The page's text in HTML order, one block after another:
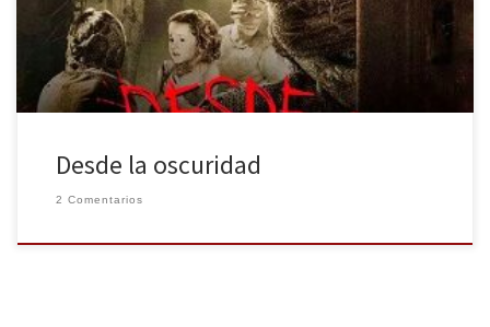
sólo en el […]
Desde la oscuridad
2 Comentarios